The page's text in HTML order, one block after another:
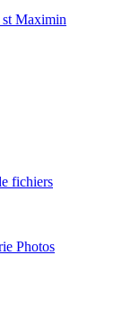
st Maximin
fichiers
Photos